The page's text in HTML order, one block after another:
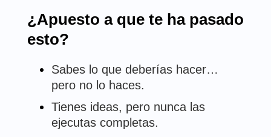
¿Apuesto a que te ha pasado
esto?
Sabes lo que deberías hacer…
pero no lo haces.
Tienes ideas, pero nunca las
ejecutas completas.